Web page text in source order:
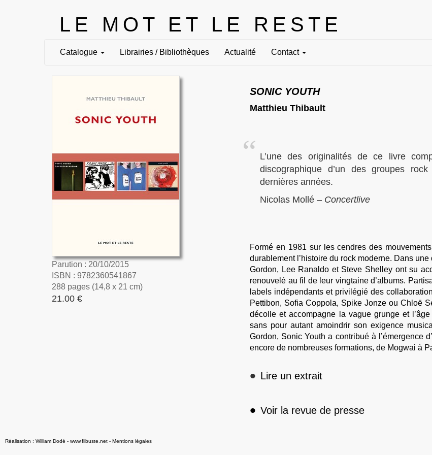
LE MOT ET LE RESTE
Catalogue Librairies / Bibliothèques Actualité Contact
Parution : 20/10/2015
ISBN : 9782360541867
288 pages (14,8 x 21 cm)
21.00 €
SONIC YOUTH
Matthieu Thibault
L’une des originalités de ce livre
discographique d’un des groupes
dernières années.
Nicolas Mollé – Concertlive
Formé en 1981 sur les cendres des
durablement l’histoire du rock moderne. Dans
Gordon, Lee Ranaldo et Steve Shelley ont su
renouvelé au fil de leur vingtaine d’albums.
labels indépendants et privilégié des
Pettibon, Sofia Coppola, Spike Jonze ou Chloë
décolle et accompagne la vague grunge et
sans pour autant amoindrir son exigence
Gordon, Sonic Youth a contribué à l’émergence
encore de nombreuses formations, de Mogwai à
• Lire un extrait
• Voir la revue de presse
Réalisation : William Dodé - www.flibuste.net - Mentions légales